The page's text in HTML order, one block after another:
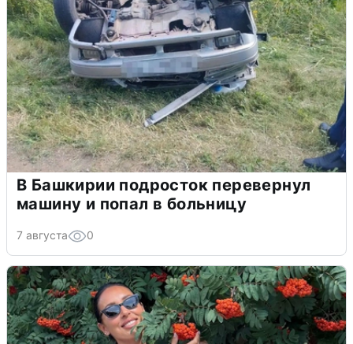
В Башкирии подросток перевернул
машину и попал в больницу
7 августа 0